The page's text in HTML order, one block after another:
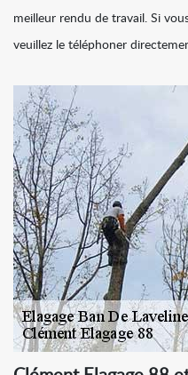
meilleur rendu de travail. Si
veuillez le téléphoner